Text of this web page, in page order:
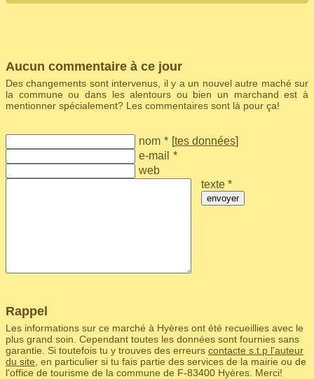
Aucun commentaire à ce jour
Des changements sont intervenus, il y a un nouvel autre maché sur
la commune ou dans les alentours ou bien un marchand est à
mentionner spécialement? Les commentaires sont là pour ça!
nom * [tes données]
e-mail *
web
texte *
envoyer
Rappel
Les informations sur ce marché à Hyères ont été recueillies avec le
plus grand soin. Cependant toutes les données sont fournies sans
garantie. Si toutefois tu y trouves des erreurs contacte s.t.p l'auteur
du site , en particulier si tu fais partie des services de la mairie ou de
l'office de tourisme de la commune de F‑83400 Hyères. Merci!